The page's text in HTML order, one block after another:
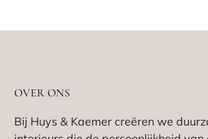
OVER ONS
Bij Huys & Kaemer creëren we